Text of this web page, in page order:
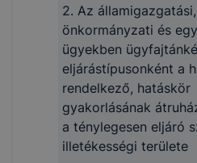
telefax, földrajzi hely,
postacím,
levélcím)
3. A közfeladatot
szerv által alapított
lapok
főszerkesztőjének a
neve
2. Az államigazgatási,
önkormányzati és
ügyekben
eljárástípusonként a
rendelkező, hatáskör
gyakorlásának
a ténylegesen eljáró
illetékességi területe